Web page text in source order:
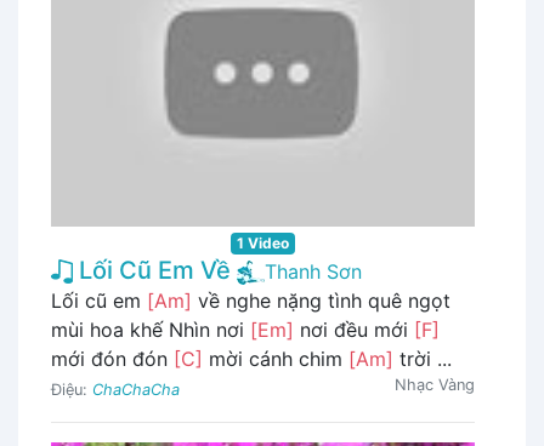
1 Video
Lối Cũ Em Về
Thanh Sơn
Lối cũ em [Am] về nghe nặng tình quê ngọt
mùi hoa khế Nhìn nơi [Em] nơi đều mới [F]
mới đón đón [C] mời cánh chim [Am] trời ...
Điệu: ChaChaCha Nhạc Vàng